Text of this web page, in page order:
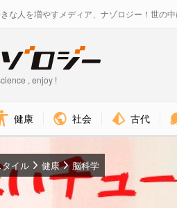
な人を増やすメディア、ナゾロジー！世の
, enjoy !
健康 社会 古代
イル 健康 脳科学